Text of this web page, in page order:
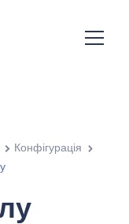
Конфігурація